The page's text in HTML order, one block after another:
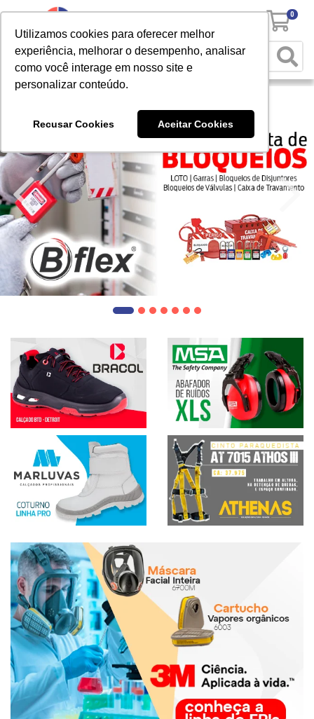
Utilizamos cookies para oferecer melhor
experiência, melhorar o desempenho, analisar
como você interage em nosso site e
personalizar conteúdo.
Recusar Cookies Aceitar Cookies
0